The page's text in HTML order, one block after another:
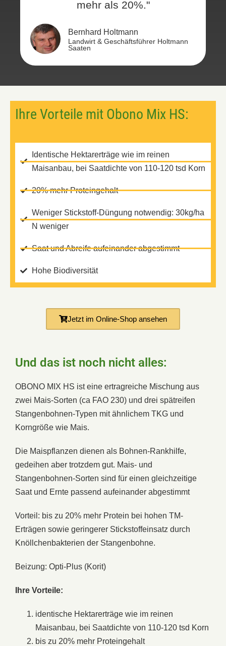
mehr als 20%."
Bernhard Holtmann
Landwirt & Geschäftsführer Holtmann
Saaten
Ihre Vorteile mit Obono Mix HS:
Identische Hektarerträge wie im reinen
Maisanbau, bei Saatdichte von 110-120 tsd Korn
20% mehr Proteingehalt
Weniger Stickstoff-Düngung notwendig: 30kg/ha
N weniger
Saat und Abreife aufeinander abgestimmt
Hohe Biodiversität
Jetzt im Online-Shop ansehen
Und das ist noch nicht alles:
OBONO MIX HS ist eine ertragreiche Mischung aus
zwei Mais-Sorten (ca FAO 230) und drei spätreifen
Stangenbohnen-Typen mit ähnlichem TKG und
Korngröße wie Mais.
Die Maispflanzen dienen als Bohnen-Rankhilfe,
gedeihen aber trotzdem gut. Mais- und
Stangenbohnen-Sorten sind für einen gleichzeitige
Saat und Ernte passend aufeinander abgestimmt
Vorteil: bis zu 20% mehr Protein bei hohen TM-
Erträgen sowie geringerer Stickstoffeinsatz durch
Knöllchenbakterien der Stangenbohne.
Beizung: Opti-Plus (Korit)
Ihre Vorteile:
identische Hektarerträge wie im reinen
Maisanbau, bei Saatdichte von 110-120 tsd Korn
bis zu 20% mehr Proteingehalt